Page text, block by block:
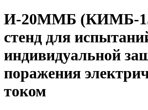
И-20ММБ (КИМБ-
стенд для
индивидуальной
поражения
током